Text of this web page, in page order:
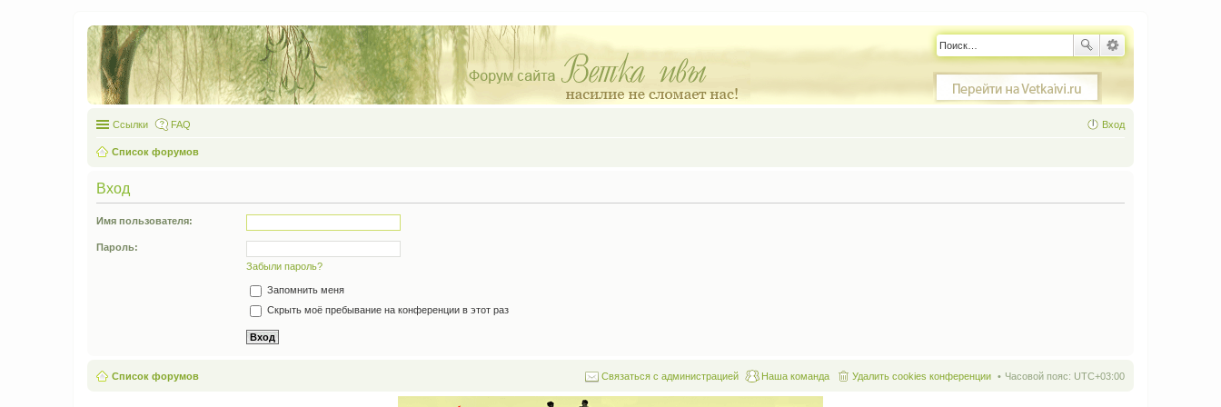
Ссылки FAQ Вход
Список форумов
Вход
Имя пользователя:
Пароль:
Забыли пароль?
Запомнить меня
Скрыть моё пребывание на конференции в этот раз
Список форумов Часовой пояс: UTC+03:00
Удалить cookies конференции
Наша команда
Связаться с администрацией